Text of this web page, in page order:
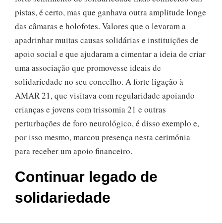
pistas, é certo, mas que ganhava outra amplitude longe
das câmaras e holofotes. Valores que o levaram a
apadrinhar muitas causas solidárias e instituições de
apoio social e que ajudaram a cimentar a ideia de criar
uma associação que promovesse ideais de
solidariedade no seu concelho. A forte ligação à
AMAR 21, que visitava com regularidade apoiando
crianças e jovens com trissomia 21 e outras
perturbações de foro neurológico, é disso exemplo e,
por isso mesmo, marcou presença nesta cerimónia
para receber um apoio financeiro.
Continuar legado de
solidariedade